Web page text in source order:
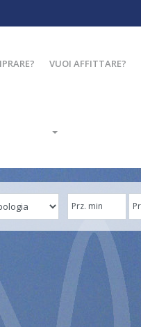
VUOI AFFITTARE?